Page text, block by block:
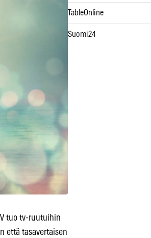
tuo tv-ruutuihin
että tasavertaisen
TableOnline
Suomi24